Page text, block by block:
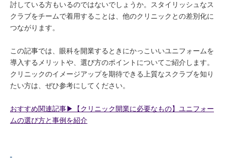
討している方もいるのではないでしょうか。スタイリッシュなス
クラブをチームで着用することは、他のクリニックとの差別化に
つながります。
この記事では、眼科を開業するときにかっこいいユニフォームを
導入するメリットや、選び方のポイントについてご紹介します。
クリニックのイメージアップを期待できる上質なスクラブを知り
たい方は、ぜひ参考にしてください。
おすすめ関連記事▶︎【クリニック開業に必要なもの】ユニフォー
ムの選び方と事例を紹介